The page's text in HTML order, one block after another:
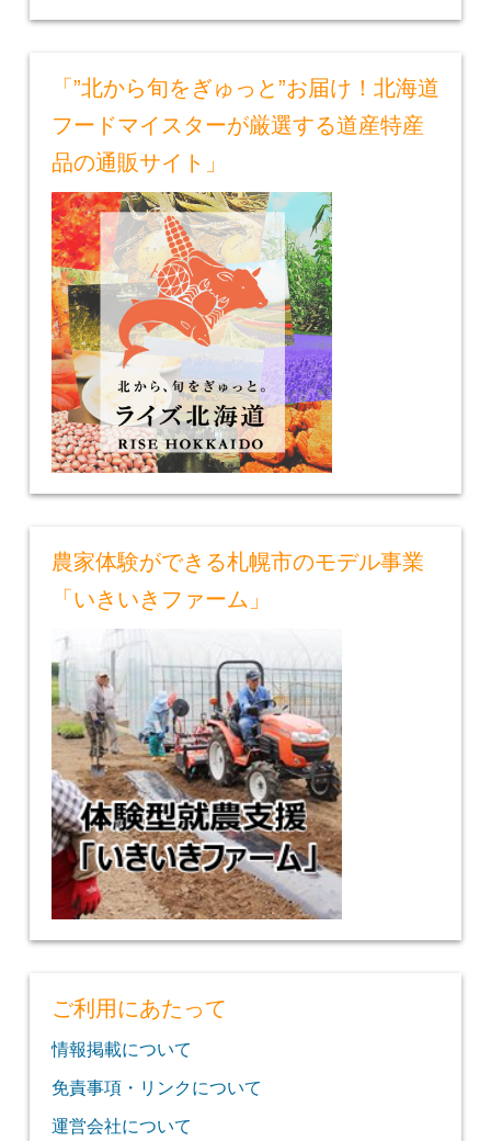
「”北から旬をぎゅっと”お届け！北海道
フードマイスターが厳選する道産特産
品の通販サイト」
農家体験ができる札幌市のモデル事業
「いきいきファーム」
ご利用にあたって
情報掲載について
免責事項・リンクについて
運営会社について